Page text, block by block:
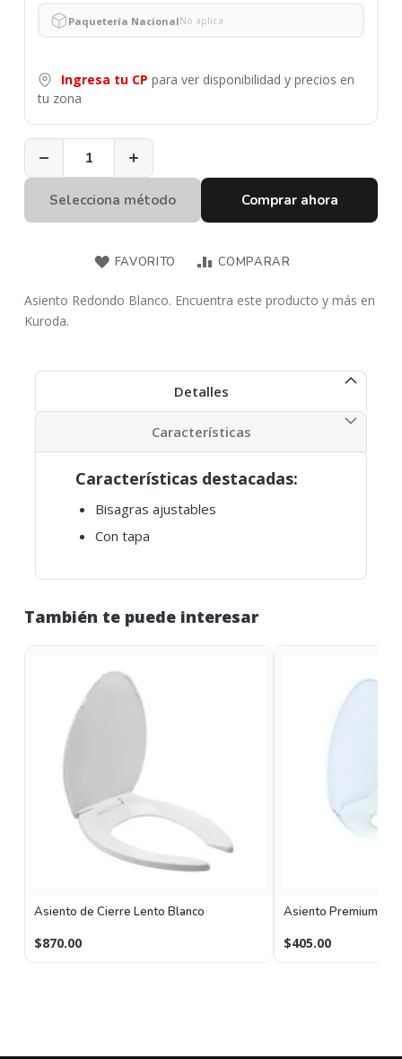
Paquetería NacionalNo aplica
Ingresa tu CP para ver disponibilidad y precios en
tu zona
− +
Selecciona método Comprar ahora
FAVORITO COMPARAR
Asiento Redondo Blanco. Encuentra este producto y más en
Kuroda.
Detalles
Características destacadas:
Bisagras ajustables
Con tapa
Características
También te puede interesar
Asiento de Cierre Lento Blanco
$870.00
Asiento Premium 96
$405.00